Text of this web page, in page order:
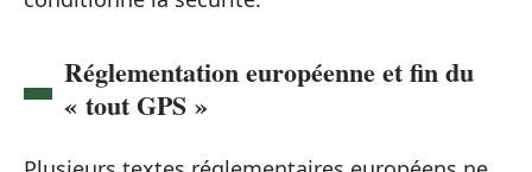
Réglementation européenne et fin du
« tout GPS »